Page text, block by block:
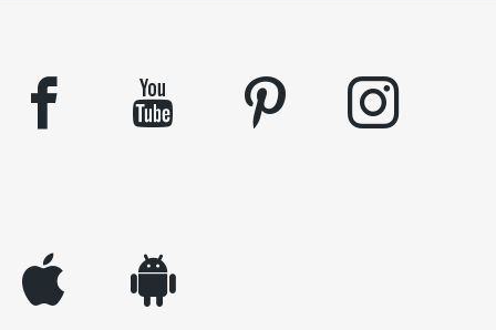
facebook youtube pinterest instagram
appleinc android